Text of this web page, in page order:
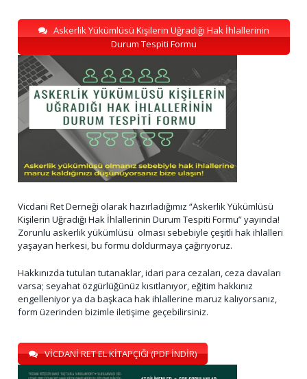
Askerlik Yükümlüsü Kişilerin Uğradığı Hak İhlallerinin
Durum Tespiti Formu
Vicdani Ret Derneği olarak hazırladığımız “Askerlik Yükümlüsü
Kişilerin Uğradığı Hak İhlallerinin Durum Tespiti Formu” yayında!
Zorunlu askerlik yükümlüsü olması sebebiyle çeşitli hak ihlalleri
yaşayan herkesi, bu formu doldurmaya çağırıyoruz.
Hakkınızda tutulan tutanaklar, idari para cezaları, ceza davaları
varsa; seyahat özgürlüğünüz kısıtlanıyor, eğitim hakkınız
engelleniyor ya da başkaca hak ihlallerine maruz kalıyorsanız,
form üzerinden bizimle iletişime geçebilirsiniz.
VİCDANİ RET EL KİTAPÇIĞI (PDF İNDİR)